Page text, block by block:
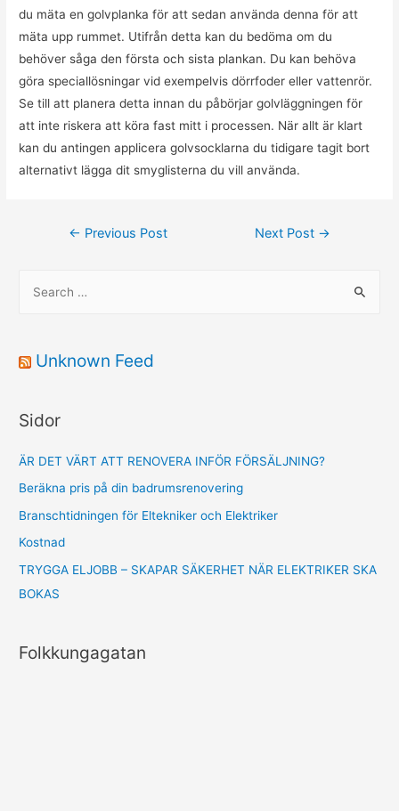
du mäta en golvplanka för att sedan använda denna för att
mäta upp rummet. Utifrån detta kan du bedöma om du
behöver såga den första och sista plankan. Du kan behöva
göra speciallösningar vid exempelvis dörrfoder eller vattenrör.
Se till att planera detta innan du påbörjar golvläggningen för
att inte riskera att köra fast mitt i processen. När allt är klart
kan du antingen applicera golvsocklarna du tidigare tagit bort
alternativt lägga dit smyglisterna du vill använda.
Post
← Previous Post Next Post →
f
:
Unknown Feed
Sidor
ÄR DET VÄRT ATT RENOVERA INFÖR FÖRSÄLJNING?
Beräkna pris på din badrumsrenovering
Branschtidningen för Eltekniker och Elektriker
Kostnad
TRYGGA ELJOBB – SKAPAR SÄKERHET NÄR ELEKTRIKER SKA
BOKAS
Folkkungagatan